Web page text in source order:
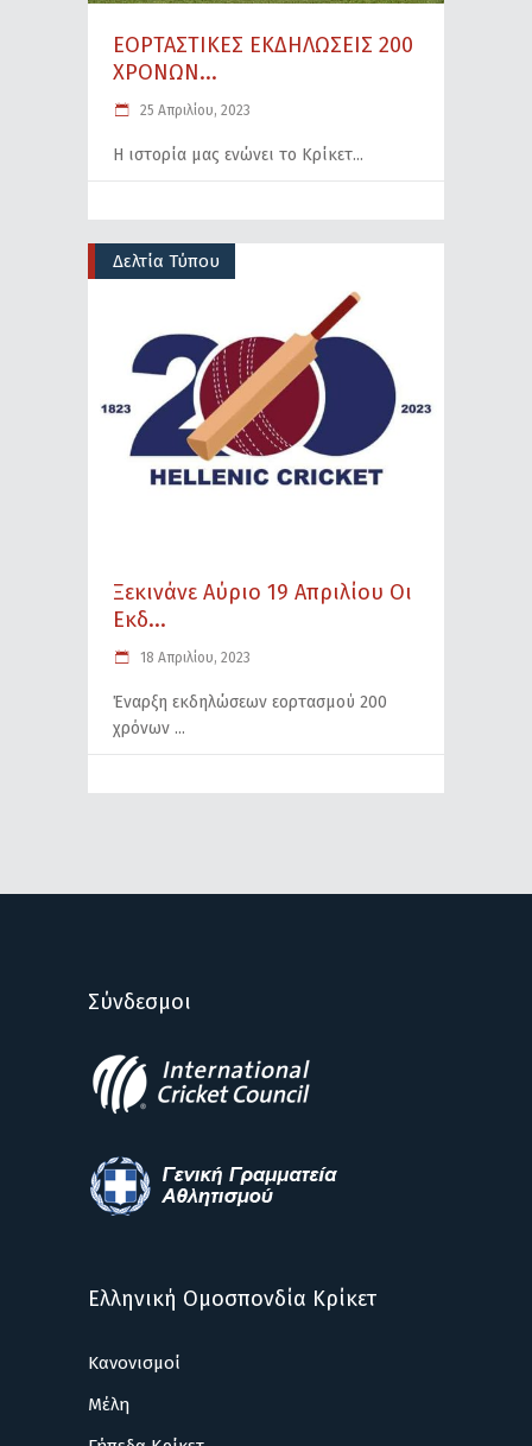
ΕΟΡΤΑΣΤΙΚΕΣ ΕΚΔΗΛΩΣΕΙΣ 200
ΧΡΟΝΩΝ...
25 Απριλίου, 2023
Η ιστορία μας ενώνει το Κρίκετ
Δελτία Τύπου
Ξεκινάνε Αύριο 19 Απριλίου Οι
Εκδ...
18 Απριλίου, 2023
Έναρξη εκδηλώσεων εορτασμού 200
χρόνων
Σύνδεσμοι
Ελληνική Ομοσπονδία Κρίκετ
Κανονισμοί
Μέλη